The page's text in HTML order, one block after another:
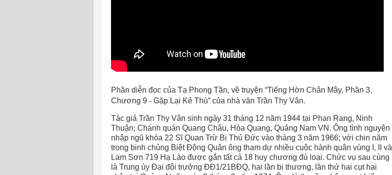
Phần diễn đọc của Tạ Phong Tần, về truyện “Tiếng Hờn Chân Mây, Phần 3,
Chương 9 - Gặp Lại Kẻ Thù” của nhà văn Trần Thy Vân.
Tác giả Trần Thy Vân sinh ngày 31 tháng 12 năm 1944 tại Phan Rang, Ninh
Thuận; Chánh quán Quang Châu, Hòa Quang, Quảng Nam VN. Ông tình nguyện
nhập ngũ khóa 22 Sĩ Quan Trừ Bị Thủ Đức vào tháng 3 năm 1966; với chin năm
trong binh chủng Biệt Động Quân ông tham dự nhiều cuộc hành quân vùng I, II và
Lam Sơn 719 Hạ Lào được gắn tất cả 18 huy chương đủ loại. Chức vụ sau cùng
là Trung úy Đại đội trưởng ĐĐ1/21BĐQ, hai lần bị thương, lần thứ hai cụt hai